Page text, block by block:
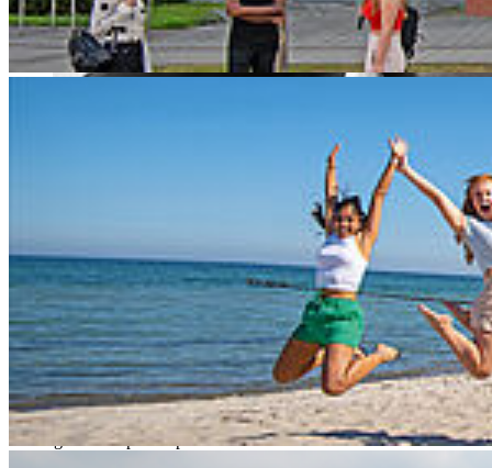
Die Hochschule Stralsund und insbesondere die Fakultät für
Maschinenbau nehmen Abschied von Prof. Gerhard Friedrich, der
Anfang November 2025 unerwartet im Alter von 73 Jahren
verstorben ist. Seit dem 1. März 2020 war er Lehrbeauftragter für
Fahrzeugdesign an der Hochschule Stralsund und unterrichtete unter
anderem Tape Rendering, dessen Ergebnisse in den Fluren des
Laborgebäudes sichtbar sind. Kolleg*innen wie Studierende
schätzten ihn – für seine Kompetenz, seine wertschätzende Haltung
und seine positive, zugängliche Art. „Die Studierenden mochten ihn
und er war seinerseits begeistert davon, dass sie, obwohl sie keinen
Designstudiengang besuchen, sehr in dem Thema sind“, berichtet
Prof. Dr.-Ing. Mark Vehse, der Herrn Prof. Friedrich im Jahr 2020
für die HOST gewinnen konnte, „unsere Studierenden haben von
seiner großen Expertise profitiert“.